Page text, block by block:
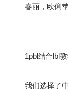
春丽，欧俐
1pbl结合lbl
我们选择了